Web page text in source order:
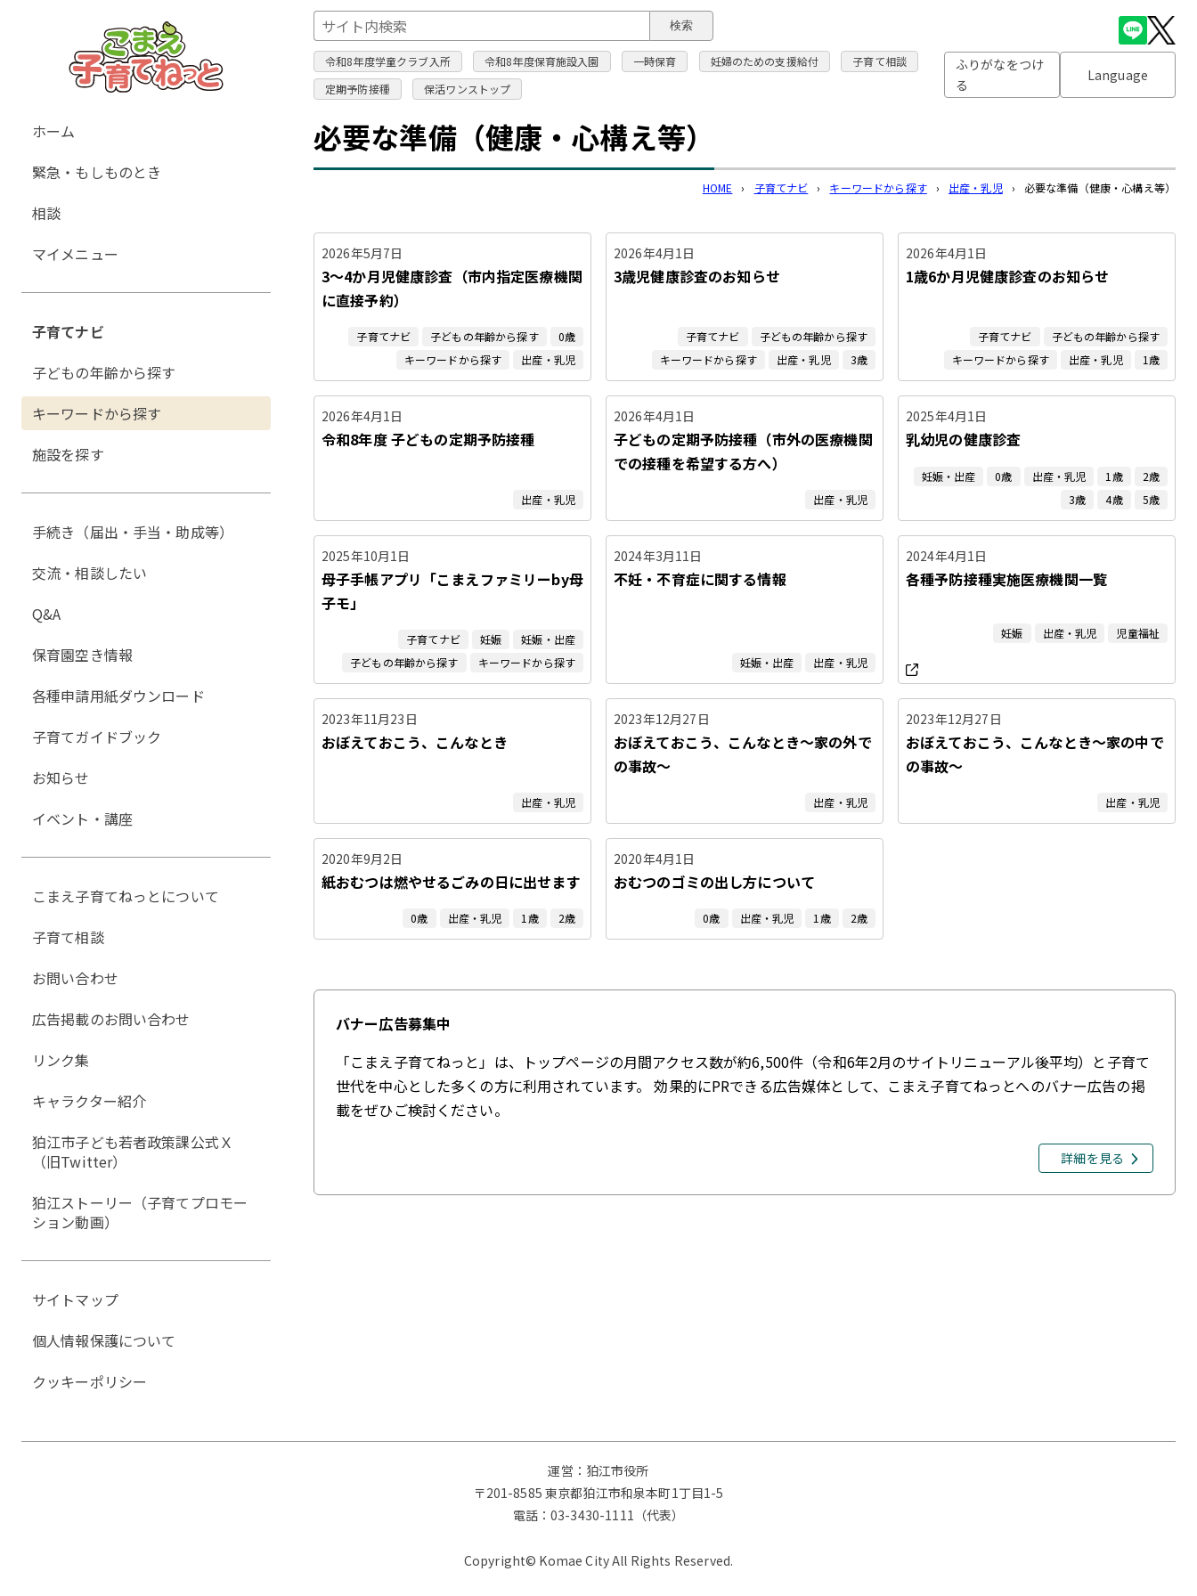
このページの本文へ
検索
令和8年度学童クラブ入所 令和8年度保育施設入園 一時保育 妊婦のための支援給付
子育て相談
定期予防接種
保活ワンストップ
ふりがなをつけ
る
Language
必要な準備（健康・心構え等）
HOME › 子育てナビ › キーワードから探す › 出産・乳児 › 必要な準備（健康・心構え等）
2026年5月7日
3～4か月児健康診査（市内指定医療機関
に直接予約）
子育てナビ 子どもの年齢から探す
0歳
キーワードから探す
出産・乳児
2026年4月1日
3歳児健康診査のお知らせ
子育てナビ
子どもの年齢から探す
キーワードから探す
出産・乳児 3歳
2026年4月1日
1歳6か月児健康診査のお知らせ
子育てナビ
子どもの年齢から探す
キーワードから探す
出産・乳児 1歳
2026年4月1日
令和8年度 子どもの定期予防接種
出産・乳児
2026年4月1日
子どもの定期予防接種（市外の医療機関
での接種を希望する方へ）
出産・乳児
2025年4月1日
乳幼児の健康診査
妊娠・出産 0歳 出産・乳児 1歳
2歳
3歳
4歳 5歳
2025年10月1日
母子手帳アプリ「こまえファミリーby母
子モ」
子育てナビ 妊娠
妊娠・出産
子どもの年齢から探す
キーワードから探す
2024年3月11日
不妊・不育症に関する情報
妊娠・出産 出産・乳児
2024年4月1日
各種予防接種実施医療機関一覧
妊娠 出産・乳児 児童福祉
2023年11月23日
おぼえておこう、こんなとき
出産・乳児
2023年12月27日
おぼえておこう、こんなとき〜家の外で
の事故〜
出産・乳児
2023年12月27日
おぼえておこう、こんなとき〜家の中で
の事故〜
出産・乳児
2020年9月2日
紙おむつは燃やせるごみの日に出せます
0歳 出産・乳児 1歳 2歳
2020年4月1日
おむつのゴミの出し方について
0歳 出産・乳児 1歳 2歳
バナー広告募集中
「こまえ子育てねっと」は、トップページの月間アクセス数が約6,500件（令和6年2月のサイトリニューアル後平均）と子育て
世代を中心とした多くの方に利用されています。 効果的にPRできる広告媒体として、こまえ子育てねっとへのバナー広告の掲
載をぜひご検討ください。
詳細を見る
グ
ー
ル
ナ
ゲ
シ
ョ
ホーム
緊急・もしものとき
相談
マイメニュー
子育てナビ
子どもの年齢から探す
キーワードから探す
施設を探す
手続き（届出・手当・助成等）
交流・相談したい
Q&A
保育園空き情報
各種申請用紙ダウンロード
子育てガイドブック
お知らせ
イベント・講座
こまえ子育てねっとについて
子育て相談
お問い合わせ
広告掲載のお問い合わせ
リンク集
キャラクター紹介
狛江市子ども若者政策課公式Ｘ
（旧Twitter）
狛江ストーリー（子育てプロモー
ション動画）
サイトマップ
個人情報保護について
クッキーポリシー
運営：狛江市役所
〒201-8585 東京都狛江市和泉本町1丁目1-5
電話：03-3430-1111（代表）
Copyright© Komae City All Rights Reserved.